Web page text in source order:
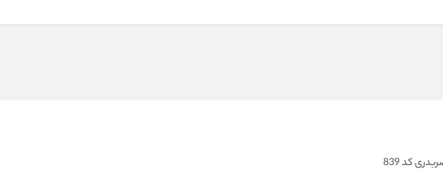
کد 839